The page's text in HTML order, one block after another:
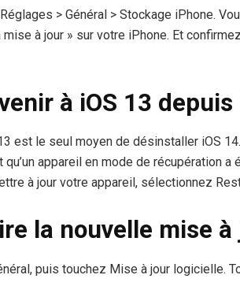
> Général > Stockage iPhone.
mise à jour » sur votre iPhone. Et
à iOS 13 depuis
est le seul moyen de désinstaller iOS
qu’un appareil en mode de récupération
à jour votre appareil, sélectionnez
la nouvelle mise
puis touchez Mise à jour logicielle.